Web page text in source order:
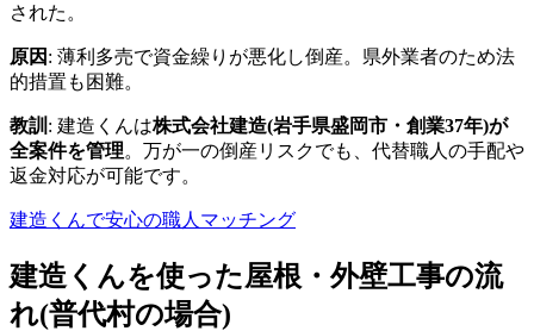
された。
原因 : 薄利多売で資金繰りが悪化し倒産。県外業者のため法
的措置も困難。
教訓 : 建造くんは株式会社建造(岩手県盛岡市・創業37年)が
全案件を管理。万が一の倒産リスクでも、代替職人の手配や
返金対応が可能です。
建造くんで安心の職人マッチング
建造くんを使った屋根・外壁工事の流
れ(普代村の場合)